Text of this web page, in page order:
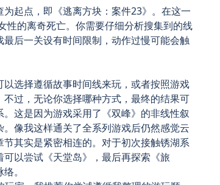
起点，即《逃离方块：案件23》。在这一
的离奇死亡。你需要仔细分析搜集到的线
后一关设有时间限制，动作过慢可能会触
选择遵循故事时间线来玩，或者按照游戏
过，无论你选择哪种方式，最终的结果可
这是因为游戏采用了《双峰》的非线性叙
像我这样通关了全系列游戏后仍然感觉云
其实是紧密相连的。对于初次接触锈湖系
以尝试《天堂岛》，最后再探索《旅
。